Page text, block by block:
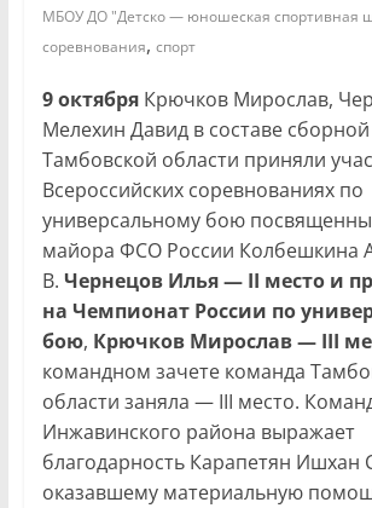
МБОУ ДО "Детско — юношеская спортивная
соревнования, спорт
9 октябряКрючков Мирослав,
Мелехин Давид в составе
Тамбовской области приняли
Всероссийских соревнованиях по
универсальному бою
майора ФСО России Колбешкина
В. Чернецов Илья — II место и
на Чемпионат России по
бою, Крючков Мирослав — III
командном зачете команда
области заняла — III место.
Инжавинского района выражает
благодарность Карапетян Ишхан
оказавшему материальную